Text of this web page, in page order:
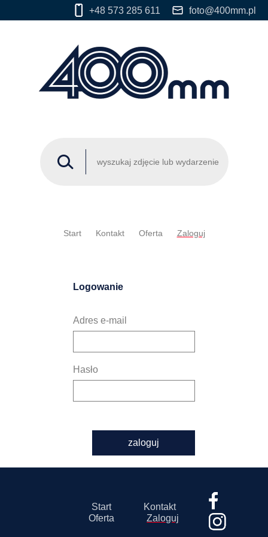
+48 573 285 611 foto@400mm.pl
Start Kontakt Oferta Zaloguj
Logowanie
Adres e-mail
Hasło
zaloguj
Start
Kontakt
Oferta
Zaloguj